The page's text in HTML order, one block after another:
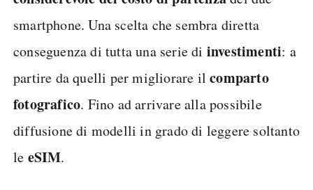
smartphone. Una scelta che sembra diretta
conseguenza di tutta una serie di investimenti: a
partire da quelli per migliorare ilcomparto
fotografico. Fino ad arrivare alla possibile
diffusione di modelli in grado di leggere soltanto
le eSIM.